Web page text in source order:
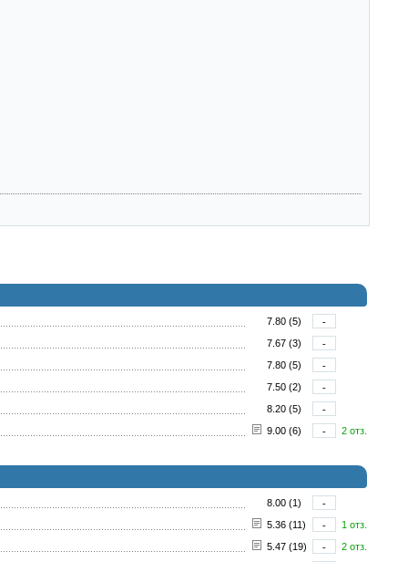
7.80 (5)
-
7.67 (3)
-
7.80 (5)
-
7.50 (2)
-
8.20 (5)
-
9.00 (6) - 2 отз.
8.00 (1)
-
5.36 (11) -
1 отз.
5.47 (19) -
2 отз.